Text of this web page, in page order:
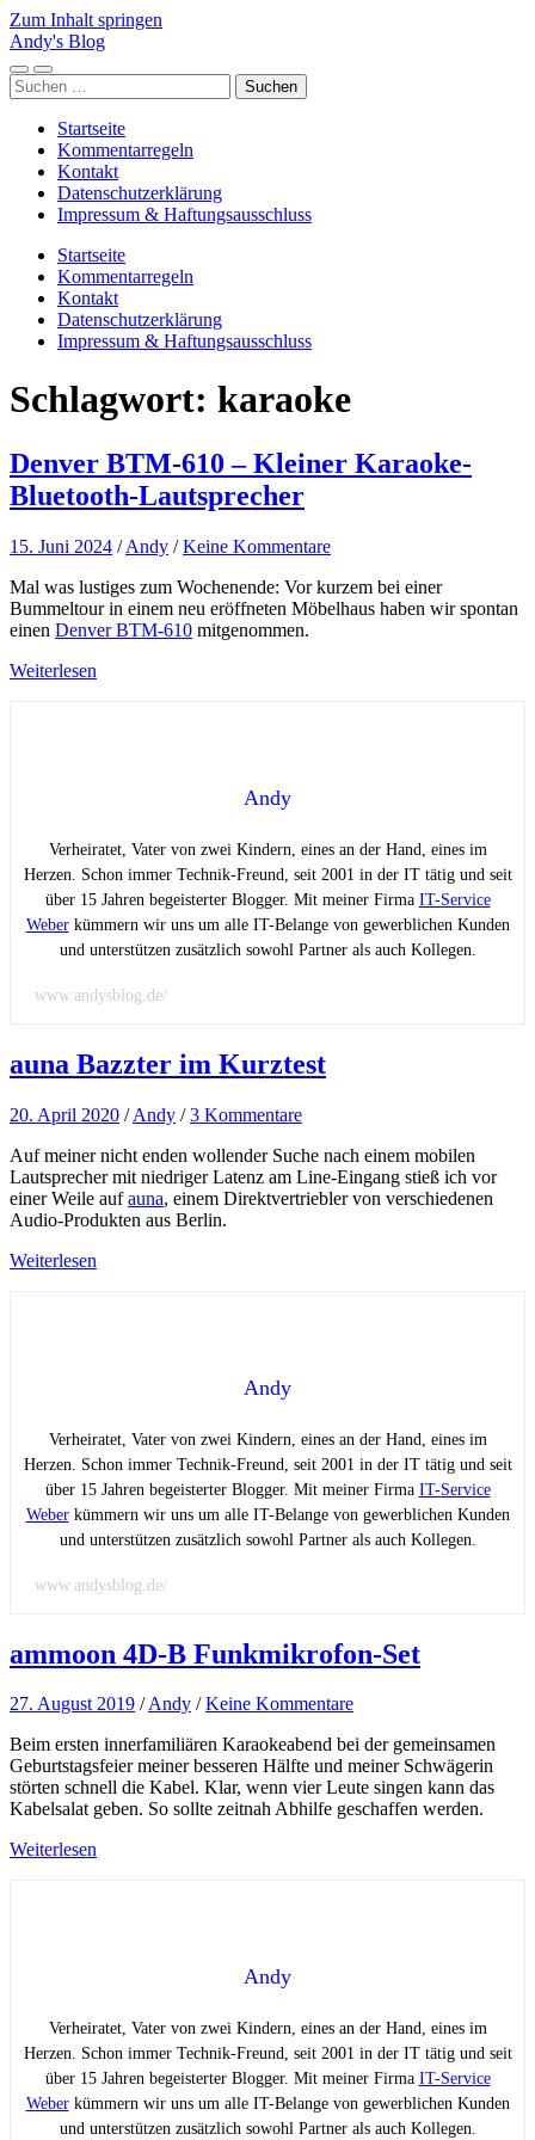
Zum Inhalt springen
Andy's Blog
Mobile-
Menü
Suchfeld
ein-/ausblenden
Suchen
nach:
Startseite
Kommentarregeln
Kontakt
Datenschutzerklärung
Impressum & Haftungsausschluss
Startseite
Kommentarregeln
Kontakt
Datenschutzerklärung
Impressum & Haftungsausschluss
Schlagwort: karaoke
Denver BTM-610 – Kleiner Karaoke-
Bluetooth-Lautsprecher
15. Juni 2024 /Andy /Keine Kommentare
Mal was lustiges zum Wochenende: Vor kurzem bei einer
Bummeltour in einem neu eröffneten Möbelhaus haben wir spontan
einen Denver BTM-610 mitgenommen.
Weiterlesen
Andy
Verheiratet, Vater von zwei Kindern, eines an der Hand, eines im
Herzen. Schon immer Technik-Freund, seit 2001 in der IT tätig und seit
über 15 Jahren begeisterter Blogger. Mit meiner Firma IT-Service
Weberkümmern wir uns um alle IT-Belange von gewerblichen Kunden
und unterstützen zusätzlich sowohl Partner als auch Kollegen.
www.andysblog.de/
auna Bazzter im Kurztest
20. April 2020 /Andy /3 Kommentare
Auf meiner nicht enden wollender Suche nach einem mobilen
Lautsprecher mit niedriger Latenz am Line-Eingang stieß ich vor
einer Weile aufauna, einem Direktvertriebler von verschiedenen
Audio-Produkten aus Berlin.
Weiterlesen
Andy
Verheiratet, Vater von zwei Kindern, eines an der Hand, eines im
Herzen. Schon immer Technik-Freund, seit 2001 in der IT tätig und seit
über 15 Jahren begeisterter Blogger. Mit meiner Firma IT-Service
Weberkümmern wir uns um alle IT-Belange von gewerblichen Kunden
und unterstützen zusätzlich sowohl Partner als auch Kollegen.
www.andysblog.de/
ammoon 4D-B Funkmikrofon-Set
27. August 2019 /Andy /Keine Kommentare
Beim ersten innerfamiliären Karaokeabend bei der gemeinsamen
Geburtstagsfeier meiner besseren Hälfte und meiner Schwägerin
störten schnell die Kabel. Klar, wenn vier Leute singen kann das
Kabelsalat geben. So sollte zeitnah Abhilfe geschaffen werden.
Weiterlesen
Andy
Verheiratet, Vater von zwei Kindern, eines an der Hand, eines im
Herzen. Schon immer Technik-Freund, seit 2001 in der IT tätig und seit
über 15 Jahren begeisterter Blogger. Mit meiner Firma IT-Service
Weberkümmern wir uns um alle IT-Belange von gewerblichen Kunden
und unterstützen zusätzlich sowohl Partner als auch Kollegen.